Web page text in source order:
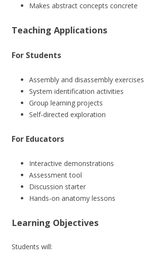
Makes abstract concepts concrete
Teaching Applications
For Students
Assembly and disassembly exercises
System identification activities
Group learning projects
Self-directed exploration
For Educators
Interactive demonstrations
Assessment tool
Discussion starter
Hands-on anatomy lessons
Learning Objectives
Students will: